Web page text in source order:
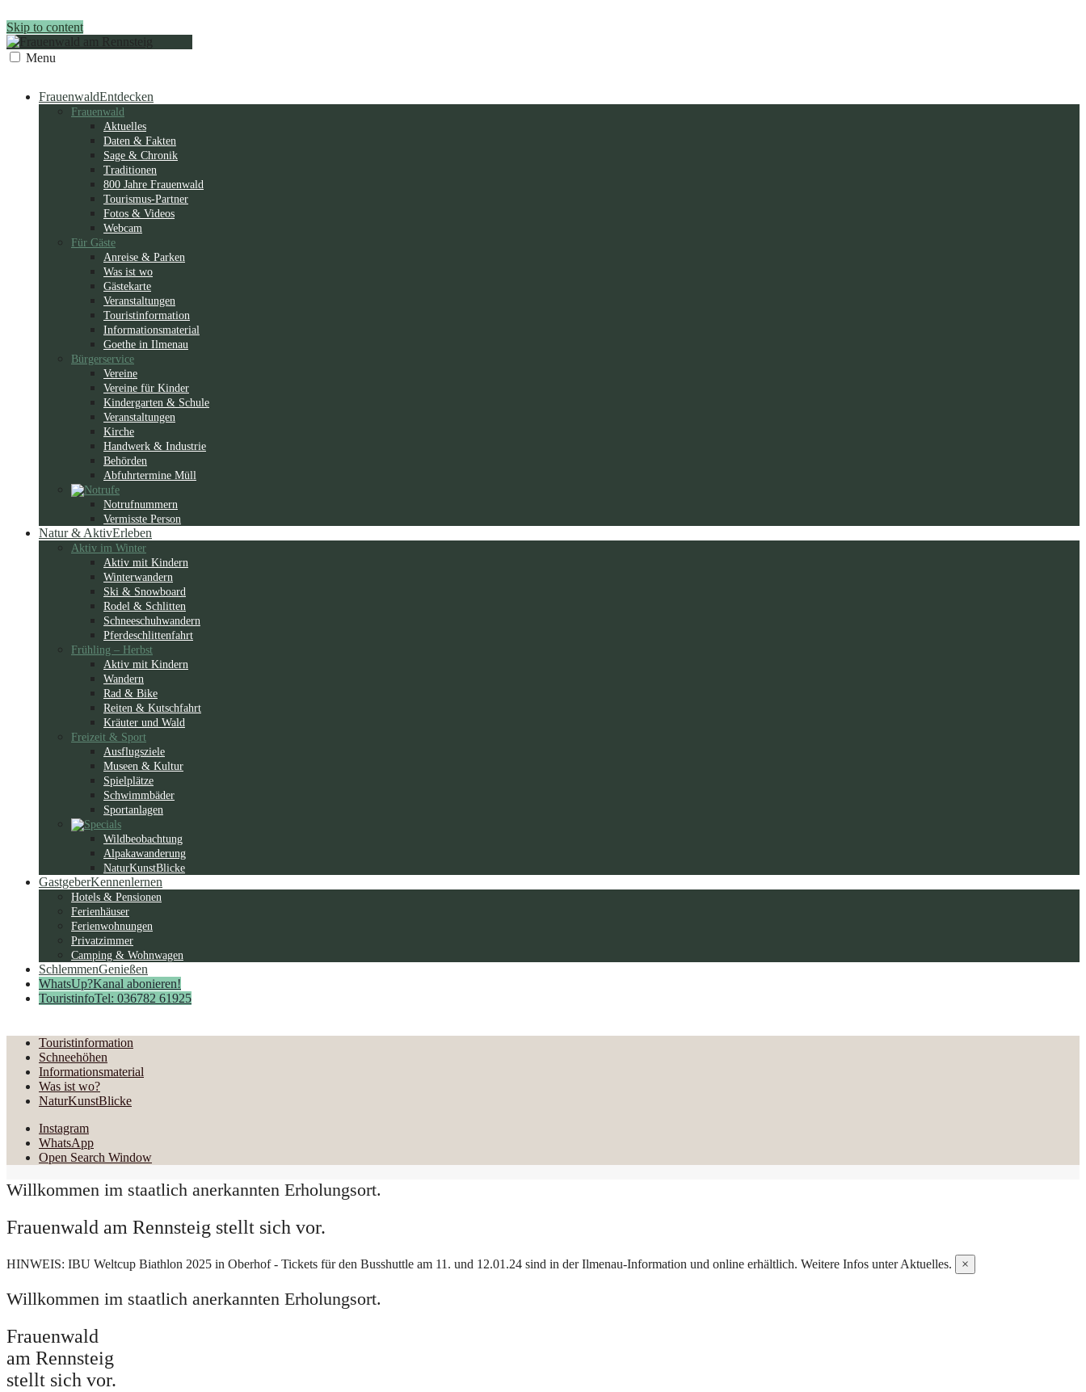
Skip to content
Menu
FrauenwaldEntdecken
Frauenwald
Aktuelles
Daten & Fakten
Sage & Chronik
Traditionen
800 Jahre Frauenwald
Tourismus-Partner
Fotos & Videos
Webcam
Für Gäste
Anreise & Parken
Was ist wo
Gästekarte
Veranstaltungen
Touristinformation
Informationsmaterial
Goethe in Ilmenau
Bürgerservice
Vereine
Vereine für Kinder
Kindergarten & Schule
Veranstaltungen
Kirche
Handwerk & Industrie
Behörden
Abfuhrtermine Müll
Notrufnummern
Vermisste Person
Natur & AktivErleben
Aktiv im Winter
Aktiv mit Kindern
Winterwandern
Ski & Snowboard
Rodel & Schlitten
Schneeschuhwandern
Pferdeschlittenfahrt
Frühling – Herbst
Aktiv mit Kindern
Wandern
Rad & Bike
Reiten & Kutschfahrt
Kräuter und Wald
Freizeit & Sport
Ausflugsziele
Museen & Kultur
Spielplätze
Schwimmbäder
Sportanlagen
Wildbeobachtung
Alpakawanderung
NaturKunstBlicke
GastgeberKennenlernen
Hotels & Pensionen
Ferienhäuser
Ferienwohnungen
Privatzimmer
Camping & Wohnwagen
SchlemmenGenießen
WhatsUp?Kanal abonieren!
TouristinfoTel: 036782 61925
Touristinformation
Schneehöhen
Informationsmaterial
Was ist wo?
NaturKunstBlicke
Instagram
WhatsApp
Open Search Window
Willkommen im staatlich anerkannten Erholungsort.
Frauenwald am Rennsteig stellt sich vor.
HINWEIS: IBU Weltcup Biathlon 2025 in Oberhof - Tickets für den Busshuttle am 11. und 12.01.24 sind in der Ilmenau-Information und online erhältlich. Weitere Infos unter Aktuelles. ×
Willkommen im staatlich anerkannten Erholungsort.
Frauenwald
am Rennsteig
stellt sich vor.